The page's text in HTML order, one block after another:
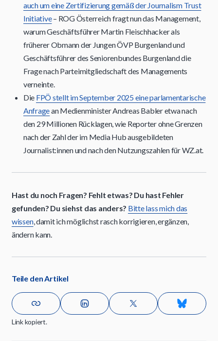
auch um eine Zertifizierung gemäß der Journalism Trust
Initiative– ROG Österreich fragt nun das Management,
warum Geschäftsführer Martin Fleischhacker als
früherer Obmann der Jungen ÖVP Burgenland und
Geschäftsführer des Seniorenbundes Burgenland die
Frage nach Parteimitgliedschaft des Managements
verneinte.
Die FPÖ stellt im September 2025 eine parlamentarische
Anfragean Medienminister Andreas Babler etwa nach
den 29 Millionen Rücklagen, wie Reporter ohne Grenzen
nach der Zahl der im Media Hub ausgebildeten
Journalist:innen und nach den Nutzungszahlen für WZ.at.
Hast du noch Fragen? Fehlt etwas? Du hast Fehler
gefunden? Du siehst das anders? Bitte lass mich das
wissen, damit ich möglichst rasch korrigieren, ergänzen,
ändern kann.
Teile den Artikel
Link kopiert.